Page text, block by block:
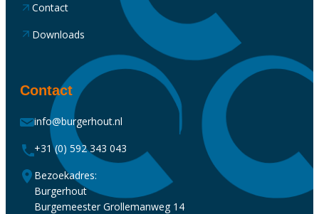
Contact
Downloads
Contact
info@burgerhout.nl
+31 (0) 592 343 043
Bezoekadres:
Burgerhout
Burgemeester Grollemanweg 14